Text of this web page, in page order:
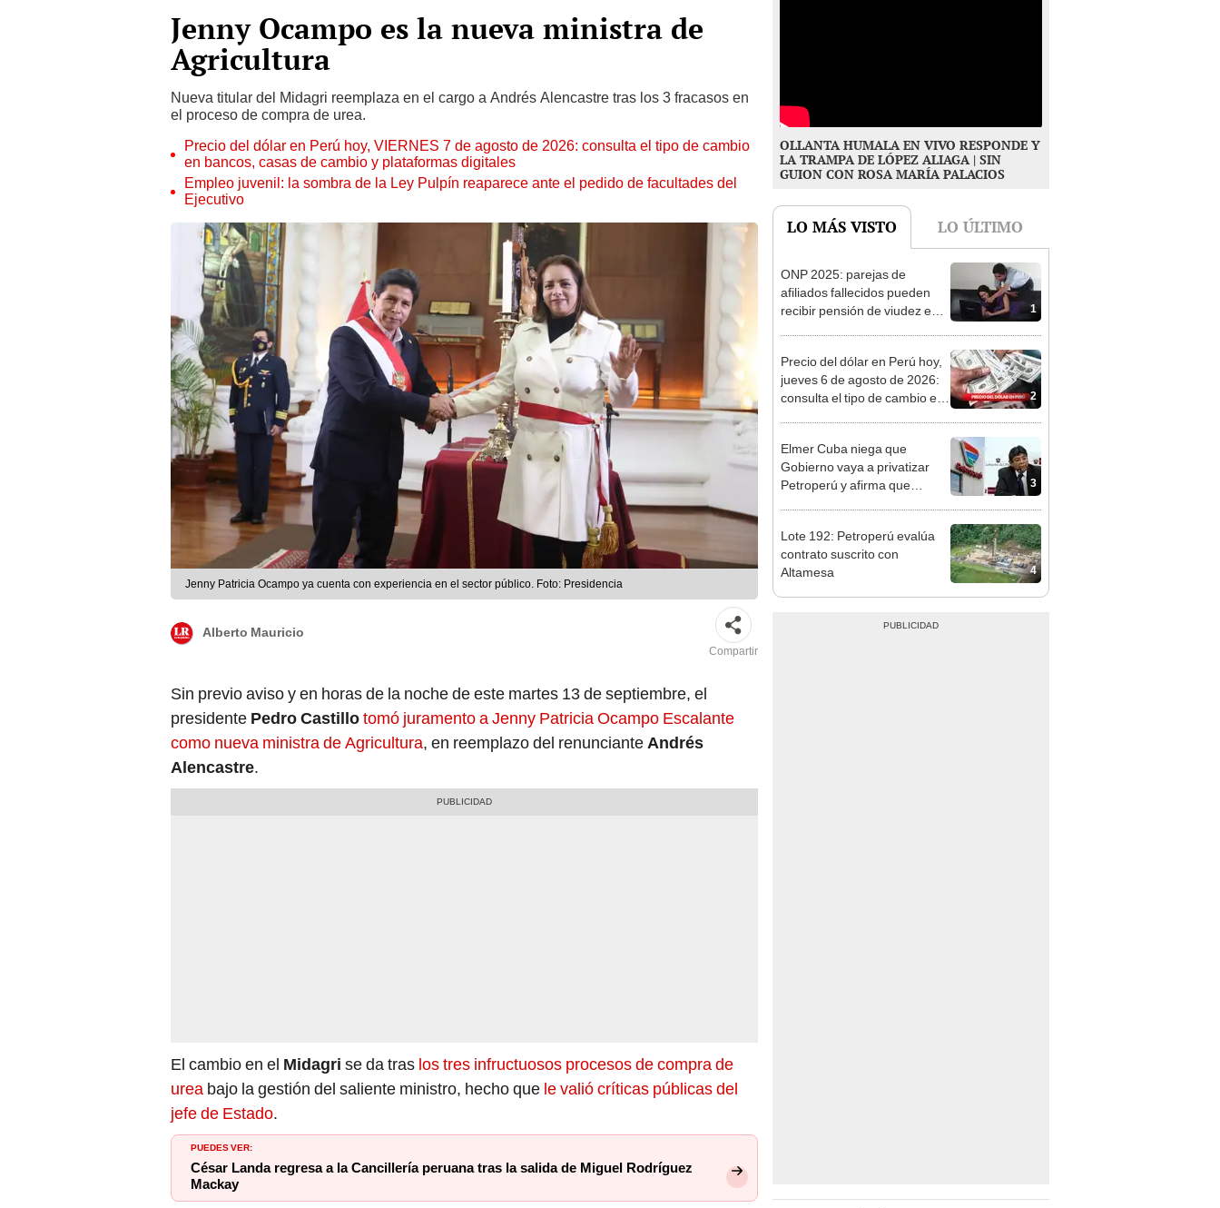
Jenny Ocampo es la nueva ministra de
Agricultura
Nueva titular del Midagri reemplaza en el cargo a Andrés Alencastre tras los 3 fracasos en
el proceso de compra de urea.
Precio del dólar en Perú hoy, VIERNES 7 de agosto de 2026: consulta el tipo de cambio
en bancos, casas de cambio y plataformas digitales
Empleo juvenil: la sombra de la Ley Pulpín reaparece ante el pedido de facultades del
Ejecutivo
Jenny Patricia Ocampo ya cuenta con experiencia en el sector público. Foto: Presidencia
Alberto Mauricio
Compartir
Sin previo aviso y en horas de la noche de este martes 13 de septiembre, el
presidente Pedro Castillotomó juramento a Jenny Patricia Ocampo Escalante
como nueva ministra de Agricultura, en reemplazo del renuncianteAndrés
Alencastre.
El cambio en el Midagri se da tras los tres infructuosos procesos de compra de
urea bajo la gestión del saliente ministro, hecho que le valió críticas públicas del
jefe de Estado.
PUEDES VER:
César Landa regresa a la Cancillería peruana tras la salida de Miguel Rodríguez
Mackay
OLLANTA HUMALA EN VIVO RESPONDE Y
LA TRAMPA DE LÓPEZ ALIAGA | SIN
GUION CON ROSA MARÍA PALACIOS
LO MÁS VISTO LO ÚLTIMO
1
ONP 2025: parejas de
afiliados fallecidos pueden
recibir pensión de viudez en
2
Precio del dólar en Perú hoy,
jueves 6 de agosto de 2026:
consulta el tipo de cambio en
3
Elmer Cuba niega que
Gobierno vaya a privatizar
Petroperú y afirma que
4
Lote 192: Petroperú evalúa
contrato suscrito con
Altamesa